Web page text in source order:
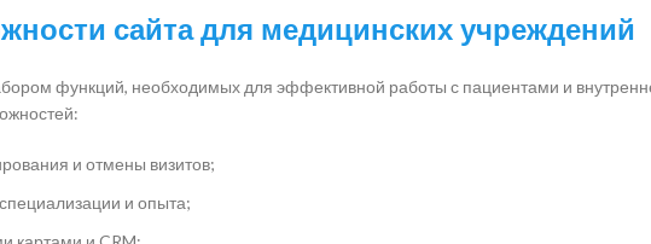
сайта для медицинских учреждений
функций, необходимых для эффективной работы с пациентами и
и отмены визитов;
и опыта;